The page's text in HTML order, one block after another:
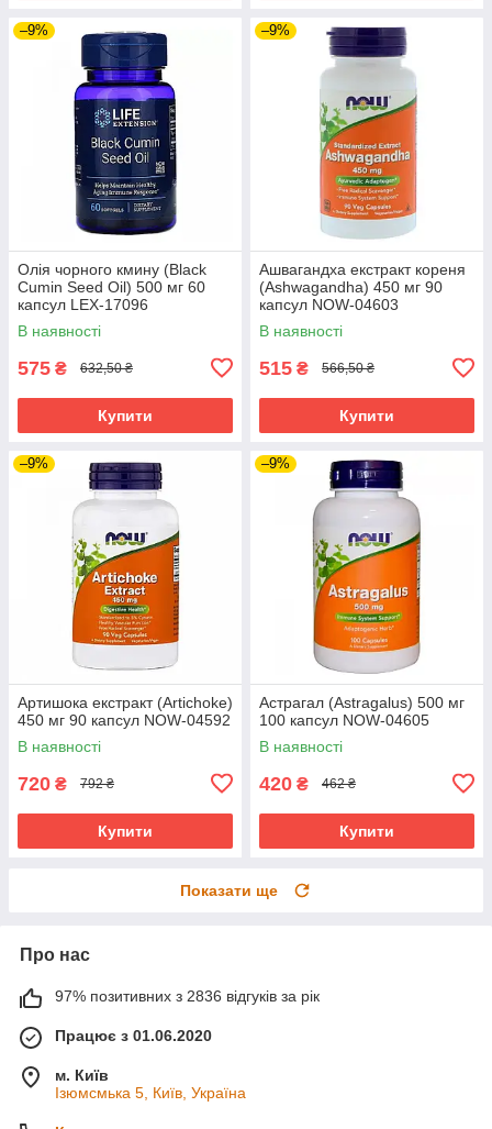
–9%
Олія чорного кмину (Black
Cumin Seed Oil) 500 мг 60
капсул LEX-17096
В наявності
575 ₴ 632,50 ₴
Купити
–9%
Ашвагандха екстракт кореня
(Ashwagandha) 450 мг 90
капсул NOW-04603
В наявності
515 ₴ 566,50 ₴
Купити
–9%
Артишока екстракт (Artichoke)
450 мг 90 капсул NOW-04592
В наявності
720 ₴ 792 ₴
Купити
–9%
Астрагал (Astragalus) 500 мг
100 капсул NOW-04605
В наявності
420 ₴ 462 ₴
Купити
Показати ще
Про нас
97% позитивних з 2836 відгуків за рік
Працює з 01.06.2020
м. Київ
Ізюмсмька 5, Київ, Україна